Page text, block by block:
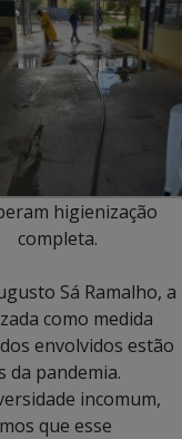
higienização
completa.
Sá Ramalho, a
como medida
envolvidos estão
pandemia.
incomum,
que esse